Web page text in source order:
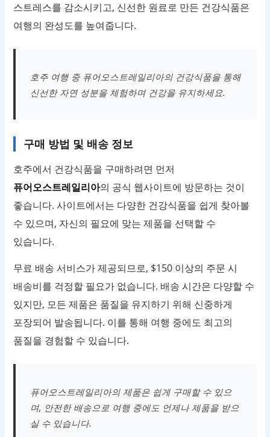
스트레스를 감소시키고, 신선한 원료로 만든 건강식품은
여행의 완성도를 높여줍니다.
호주 여행 중 퓨어오스트레일리아의 건강식품을 통해
신선한 자연 성분을 체험하며 건강을 유지하세요.
구매 방법 및 배송 정보
호주에서 건강식품을 구매하려면 먼저
퓨어오스트레일리아의 공식 웹사이트에 방문하는 것이
좋습니다. 사이트에서는 다양한 건강식품을 쉽게 찾아볼
수 있으며, 자신의 필요에 맞는 제품을 선택할 수
있습니다.
무료 배송 서비스가 제공되므로, $150 이상의 주문 시
배송비를 걱정할 필요가 없습니다. 배송 시간은 다양할 수
있지만, 모든 제품은 품질을 유지하기 위해 신중하게
포장되어 발송됩니다. 이를 통해 여행 중에도 최고의
품질을 경험할 수 있습니다.
퓨어오스트레일리아의 제품은 쉽게 구매할 수 있으
며, 안전한 배송으로 여행 중에도 언제나 제품을 받으
실 수 있습니다.